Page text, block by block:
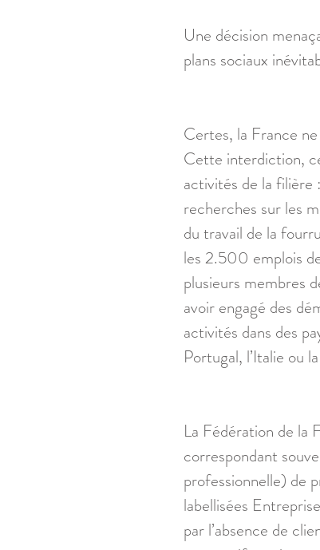
Une décision
plans sociaux
Certes, la France
Cette interdiction,
activités de la filière
recherches sur les
du travail de la
les 2.500 emplois
plusieurs membres
avoir engagé des
activités dans des
Portugal, l’Italie ou
La Fédération de la
correspondant
professionnelle) de
labellisées
par l’absence de